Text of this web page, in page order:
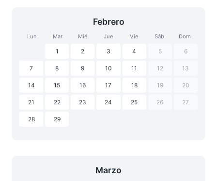
Febrero
Lun Mar Mié Jue Vie Sáb Dom
1 2 3 4 5 6
7 8 9 10 11 12 13
14 15 16 17 18 19 20
21 22 23 24 25 26 27
28 29
Marzo